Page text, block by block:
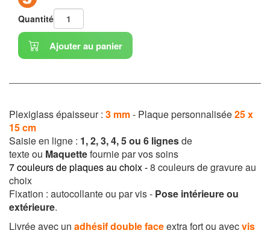
Quantité
Ajouter au panier
Plexiglass épaisseur : 3 mm- Plaque personnalisée25 x
15 cm
Saisie en ligne : 1, 2, 3, 4, 5 ou 6 lignesde
texteou Maquettefournie par vos soins
7 couleurs de plaquesau choix -8 couleurs de gravure au
choix
Fixation : autocollante ou par vis - Pose intérieure ou
extérieure.
Livrée avec un adhésif double faceextra fort ou avecvis